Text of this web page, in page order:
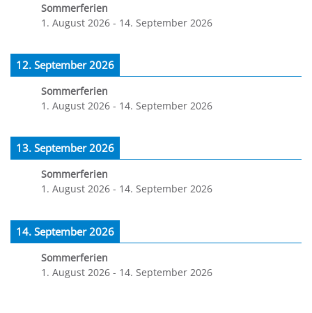
Sommerferien
1. August 2026 - 14. September 2026
12. September 2026
Sommerferien
1. August 2026 - 14. September 2026
13. September 2026
Sommerferien
1. August 2026 - 14. September 2026
14. September 2026
Sommerferien
1. August 2026 - 14. September 2026